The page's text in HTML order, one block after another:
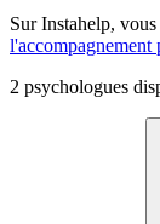
Sur Instahelp,
2 psychologues